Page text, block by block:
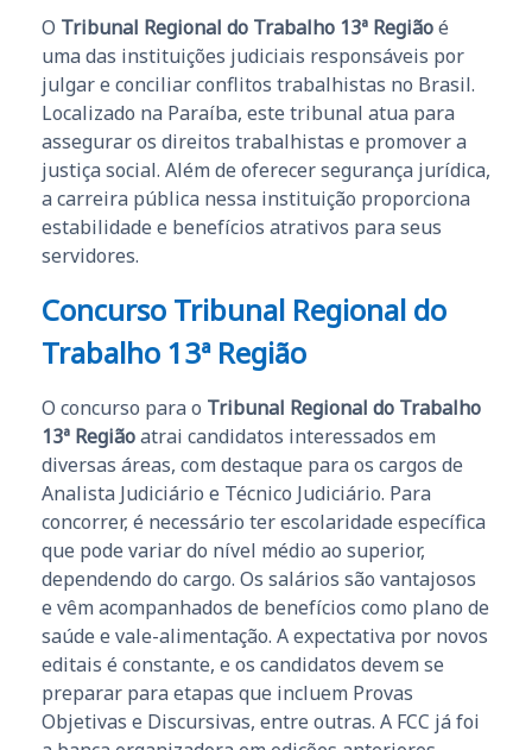
O Tribunal Regional do Trabalho 13ª Regiãoé
uma das instituições judiciais responsáveis por
julgar e conciliar conflitos trabalhistas no Brasil.
Localizado na Paraíba, este tribunal atua para
assegurar os direitos trabalhistas e promover a
justiça social. Além de oferecer segurança jurídica,
a carreira pública nessa instituição proporciona
estabilidade e benefícios atrativos para seus
servidores.
Concurso Tribunal Regional do
Trabalho 13ª Região
O concurso para o Tribunal Regional do Trabalho
13ª Regiãoatrai candidatos interessados em
diversas áreas, com destaque para os cargos de
Analista Judiciário e Técnico Judiciário. Para
concorrer, é necessário ter escolaridade específica
que pode variar do nível médio ao superior,
dependendo do cargo. Os salários são vantajosos
e vêm acompanhados de benefícios como plano de
saúde e vale-alimentação. A expectativa por novos
editais é constante, e os candidatos devem se
preparar para etapas que incluem Provas
Objetivas e Discursivas, entre outras. A FCC já foi